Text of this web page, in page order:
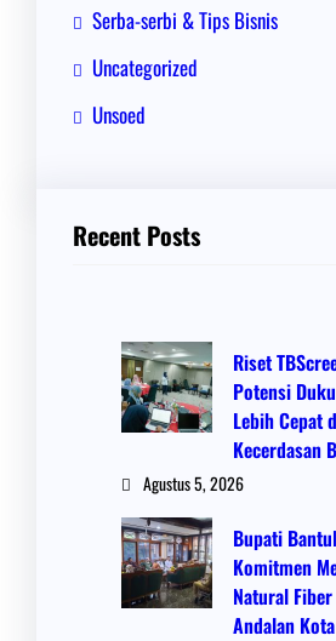
Serba-serbi & Tips Bisnis
Uncategorized
Unsoed
Recent Posts
Riset
Potensi
Lebih Cepat
Kecerdasan
Agustus 5, 2026
Bupati
Komitmen
Natural
Andalan